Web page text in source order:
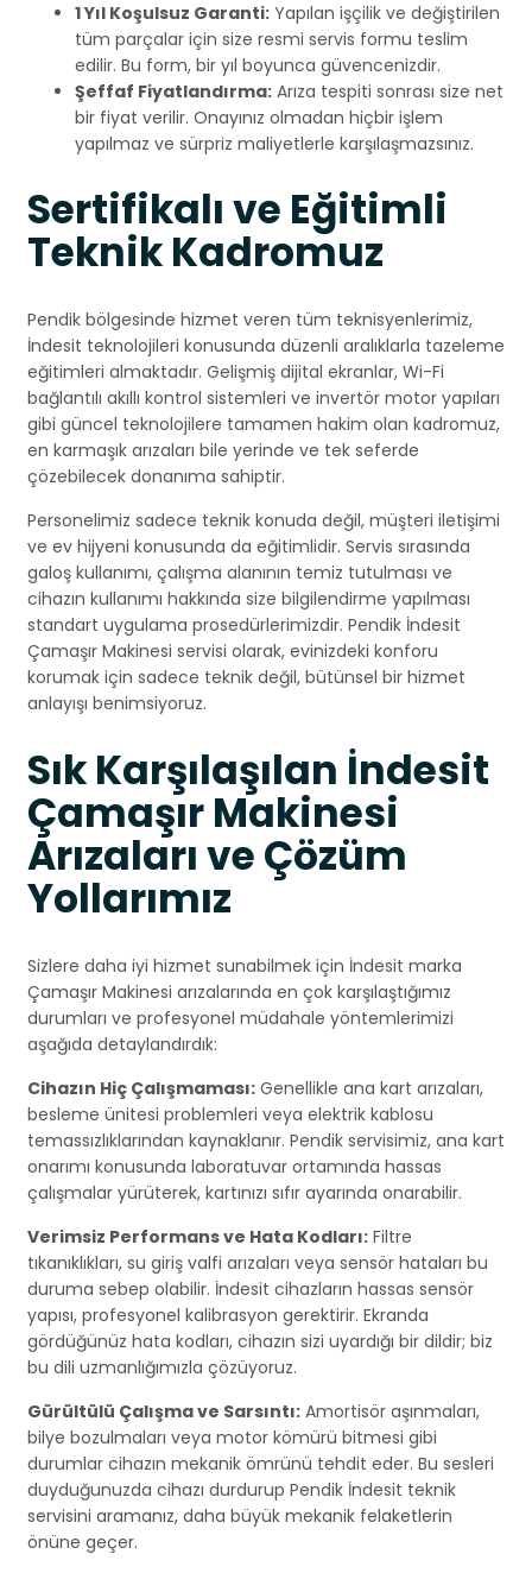
1 Yıl Koşulsuz Garanti: Yapılan işçilik ve değiştirilen
tüm parçalar için size resmi servis formu teslim
edilir. Bu form, bir yıl boyunca güvencenizdir.
Şeffaf Fiyatlandırma: Arıza tespiti sonrası size net
bir fiyat verilir. Onayınız olmadan hiçbir işlem
yapılmaz ve sürpriz maliyetlerle karşılaşmazsınız.
Sertifikalı ve Eğitimli
Teknik Kadromuz
Pendik bölgesinde hizmet veren tüm teknisyenlerimiz,
İndesit teknolojileri konusunda düzenli aralıklarla tazeleme
eğitimleri almaktadır. Gelişmiş dijital ekranlar, Wi-Fi
bağlantılı akıllı kontrol sistemleri ve invertör motor yapıları
gibi güncel teknolojilere tamamen hakim olan kadromuz,
en karmaşık arızaları bile yerinde ve tek seferde
çözebilecek donanıma sahiptir.
Personelimiz sadece teknik konuda değil, müşteri iletişimi
ve ev hijyeni konusunda da eğitimlidir. Servis sırasında
galoş kullanımı, çalışma alanının temiz tutulması ve
cihazın kullanımı hakkında size bilgilendirme yapılması
standart uygulama prosedürlerimizdir. Pendik İndesit
Çamaşır Makinesi servisi olarak, evinizdeki konforu
korumak için sadece teknik değil, bütünsel bir hizmet
anlayışı benimsiyoruz.
Sık Karşılaşılan İndesit
Çamaşır Makinesi
Arızaları ve Çözüm
Yollarımız
Sizlere daha iyi hizmet sunabilmek için İndesit marka
Çamaşır Makinesi arızalarında en çok karşılaştığımız
durumları ve profesyonel müdahale yöntemlerimizi
aşağıda detaylandırdık:
Cihazın Hiç Çalışmaması: Genellikle ana kart arızaları,
besleme ünitesi problemleri veya elektrik kablosu
temassızlıklarından kaynaklanır. Pendik servisimiz, ana kart
onarımı konusunda laboratuvar ortamında hassas
çalışmalar yürüterek, kartınızı sıfır ayarında onarabilir.
Verimsiz Performans ve Hata Kodları: Filtre
tıkanıklıkları, su giriş valfi arızaları veya sensör hataları bu
duruma sebep olabilir. İndesit cihazların hassas sensör
yapısı, profesyonel kalibrasyon gerektirir. Ekranda
gördüğünüz hata kodları, cihazın sizi uyardığı bir dildir; biz
bu dili uzmanlığımızla çözüyoruz.
Gürültülü Çalışma ve Sarsıntı: Amortisör aşınmaları,
bilye bozulmaları veya motor kömürü bitmesi gibi
durumlar cihazın mekanik ömrünü tehdit eder. Bu sesleri
duyduğunuzda cihazı durdurup Pendik İndesit teknik
servisini aramanız, daha büyük mekanik felaketlerin
önüne geçer.